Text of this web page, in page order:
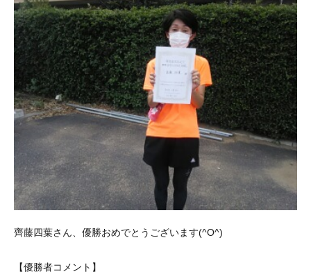
齊藤四葉さん、優勝おめでとうございます(^O^)
【優勝者コメント】